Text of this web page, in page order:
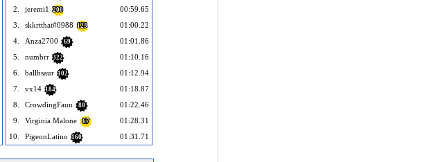
2.
jeremi1 200
00:59.65
3.
skkrtthat#0988 123
01:00.22
4.
Anza2700 69
01:01.86
5.
numbrr 322
01:10.16
6.
ballbsaur 102
01:12.94
7.
vx14 184
01:18.87
8.
CrowdingFaun 80
01:22.46
9.
Virginia Malone 67
01:28.31
10.
PigeonLatino 160 01:31.71